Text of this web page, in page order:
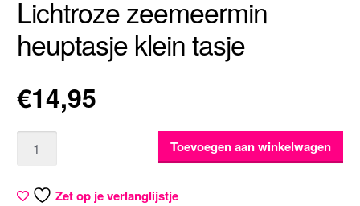
Lichtroze zeemeermin
heuptasje klein tasje
€14,95
Toevoegen aan winkelwagen
Zet op je verlanglijstje